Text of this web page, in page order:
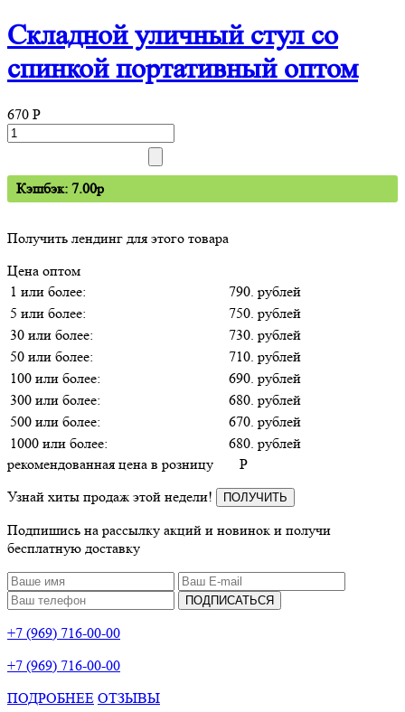
Складной уличный стул со
спинкой портативный оптом
670 P
Кэшбэк: 7.00p
Получить лендинг для этого товара
Цена оптом
1 или более:
790. рублей
5 или более:
750. рублей
30 или более:
730. рублей
50 или более:
710. рублей
100 или более:
690. рублей
300 или более:
680. рублей
500 или более:
670. рублей
1000 или более:
680. рублей
рекомендованная цена в розницу
P
Узнай хиты продаж этой недели!
ПОЛУЧИТЬ
Подпишись на рассылку акций и новинок и получи
бесплатную доставку
ПОДПИСАТЬСЯ
+7 (969) 716-00-00
+7 (969) 716-00-00
ПОДРОБНЕЕ ОТЗЫВЫ